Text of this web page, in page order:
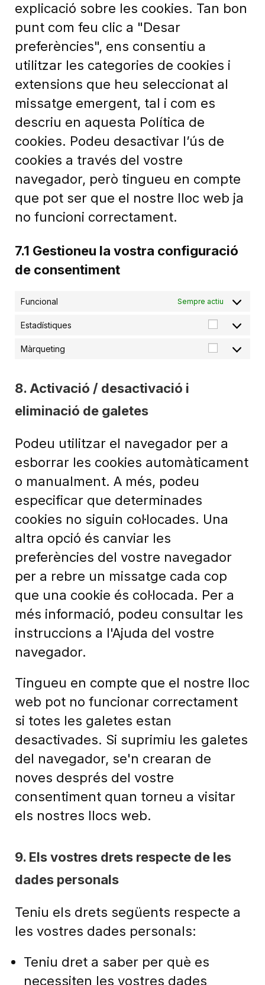
explicació sobre les cookies. Tan bon
punt com feu clic a "Desar
preferències", ens consentiu a
utilitzar les categories de cookies i
extensions que heu seleccionat al
missatge emergent, tal i com es
descriu en aquesta Política de
cookies. Podeu desactivar l’ús de
cookies a través del vostre
navegador, però tingueu en compte
que pot ser que el nostre lloc web ja
no funcioni correctament.
7.1 Gestioneu la vostra configuració
de consentiment
Funcional Sempre actiu
Estadístiques
Màrqueting
8. Activació / desactivació i
eliminació de galetes
Podeu utilitzar el navegador per a
esborrar les cookies automàticament
o manualment. A més, podeu
especificar que determinades
cookies no siguin col·locades. Una
altra opció és canviar les
preferències del vostre navegador
per a rebre un missatge cada cop
que una cookie és col·locada. Per a
més informació, podeu consultar les
instruccions a l'Ajuda del vostre
navegador.
Tingueu en compte que el nostre lloc
web pot no funcionar correctament
si totes les galetes estan
desactivades. Si suprimiu les galetes
del navegador, se'n crearan de
noves després del vostre
consentiment quan torneu a visitar
els nostres llocs web.
9. Els vostres drets respecte de les
dades personals
Teniu els drets següents respecte a
les vostres dades personals:
Teniu dret a saber per què es
necessiten les vostres dades